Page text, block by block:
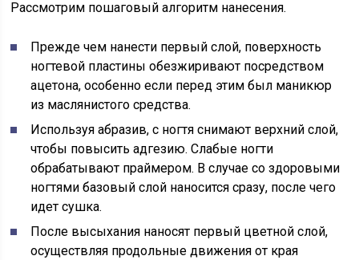
Рассмотрим пошаговый алгоритм нанесения.
Прежде чем нанести первый слой, поверхность
ногтевой пластины обезжиривают посредством
ацетона, особенно если перед этим был маникюр
из маслянистого средства.
Используя абразив, с ногтя снимают верхний слой,
чтобы повысить адгезию. Слабые ногти
обрабатывают праймером. В случае со здоровыми
ногтями базовый слой наносится сразу, после чего
идет сушка.
После высыхания наносят первый цветной слой,
осуществляя продольные движения от края